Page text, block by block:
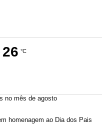
26 °C
no mês de agosto
homenagem ao Dia dos Pais